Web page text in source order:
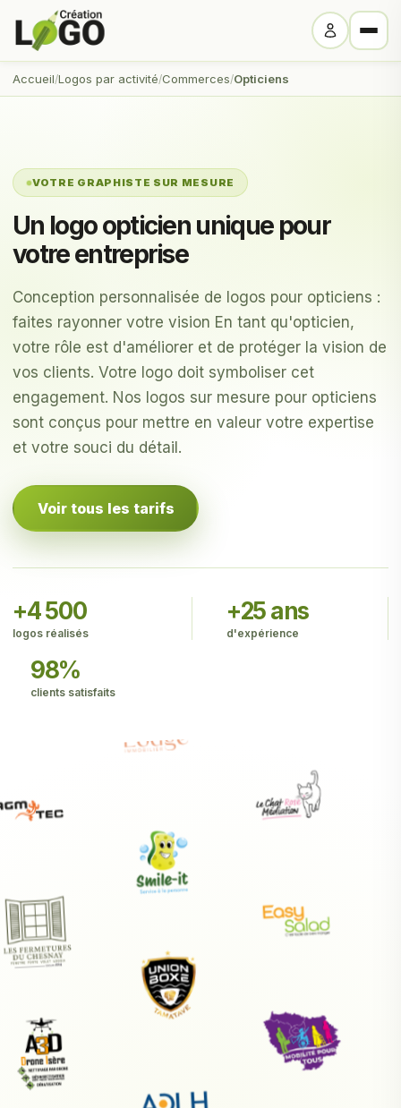
Accueil Logos par activité Commerces Opticiens
VOTRE GRAPHISTE SUR MESURE
Un logo opticien unique pour
votre entreprise
Conception personnalisée de logos pour opticiens :
faites rayonner votre vision En tant qu'opticien,
votre rôle est d'améliorer et de protéger la vision de
vos clients. Votre logo doit symboliser cet
engagement. Nos logos sur mesure pour opticiens
sont conçus pour mettre en valeur votre expertise
et votre souci du détail.
Voir tous les tarifs
+4 500
logos réalisés
+25 ans
d'expérience
98%
clients satisfaits